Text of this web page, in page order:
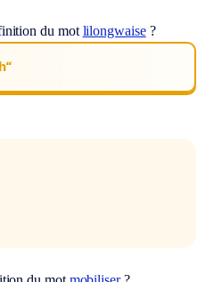
du mot lilongwaise?